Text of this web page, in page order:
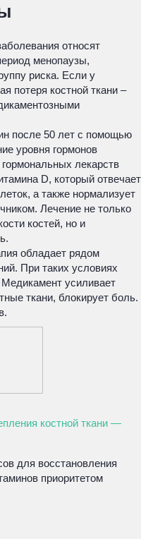
относят
менопаузы,
риска. Если у
потеря костной ткани –
после 50 лет с помощью
уровня гормонов
лекарств
D, который отвечает
а также нормализует
Лечение не только
костей, но и
обладает рядом
При таких условиях
усиливает
ткани, блокирует боль.
костной ткани —
для восстановления
приоритетом